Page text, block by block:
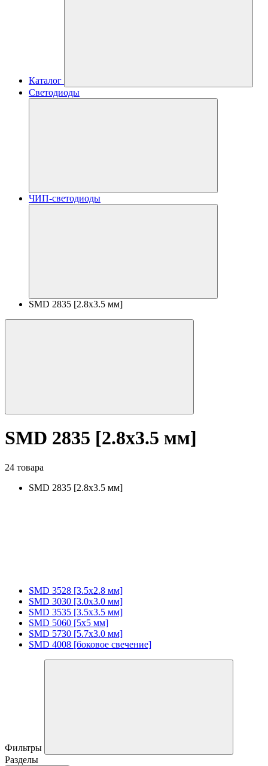
Каталог
Светодиоды
ЧИП-светодиоды
SMD 2835 [2.8x3.5 мм]
SMD 2835 [2.8x3.5 мм]
24 товара
SMD 2835 [2.8x3.5 мм]
SMD 3528 [3.5х2.8 мм]
SMD 3030 [3.0x3.0 мм]
SMD 3535 [3.5x3.5 мм]
SMD 5060 [5x5 мм]
SMD 5730 [5.7х3.0 мм]
SMD 4008 [боковое свечение]
Фильтры
Разделы